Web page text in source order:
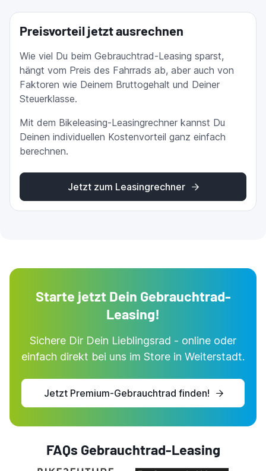
Preisvorteil jetzt ausrechnen
Wie viel Du beim Gebrauchtrad-Leasing sparst,
hängt vom Preis des Fahrrads ab, aber auch von
Faktoren wie Deinem Bruttogehalt und Deiner
Steuerklasse.
Mit dem Bikeleasing-Leasingrechner kannst Du
Deinen individuellen Kostenvorteil ganz einfach
berechnen.
Jetzt zum Leasingrechner
Starte jetzt Dein Gebrauchtrad-
Leasing!
Sichere Dir Dein Lieblingsrad - online oder
einfach direkt bei uns im Store in Weiterstadt.
Jetzt Premium-Gebrauchtrad finden!
FAQs Gebrauchtrad-Leasing